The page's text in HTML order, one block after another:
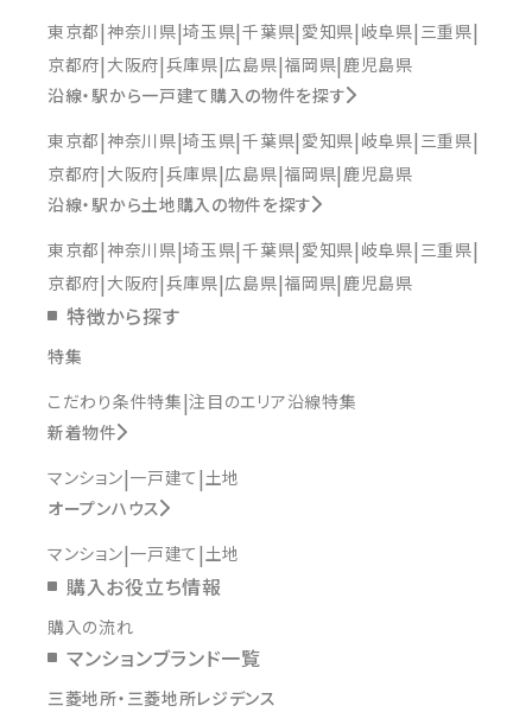
東京都 神奈川県 埼玉県 千葉県 愛知県 岐阜県 三重県
京都府 大阪府 兵庫県 広島県 福岡県 鹿児島県
沿線・駅から一戸建て購入の物件を探す
東京都 神奈川県 埼玉県 千葉県 愛知県 岐阜県 三重県
京都府 大阪府 兵庫県 広島県 福岡県 鹿児島県
沿線・駅から土地購入の物件を探す
東京都 神奈川県 埼玉県 千葉県 愛知県 岐阜県 三重県
京都府 大阪府 兵庫県 広島県 福岡県 鹿児島県
特徴から探す
特集
こだわり条件特集 注目のエリア沿線特集
新着物件
マンション 一戸建て 土地
オープンハウス
マンション 一戸建て 土地
購入お役立ち情報
購入の流れ
マンションブランド一覧
三菱地所・三菱地所レジデンス